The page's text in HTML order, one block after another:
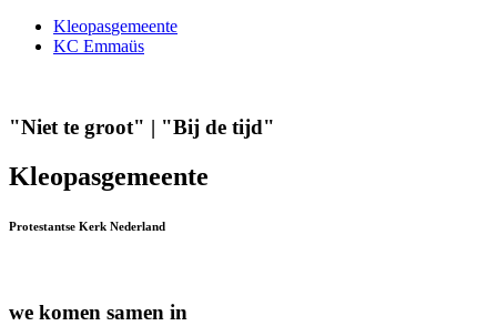
Kleopasgemeente
KC Emmaüs
"Niet te groot" | "Bij de tijd"
Kleopasgemeente
Protestantse Kerk Nederland
we komen samen in